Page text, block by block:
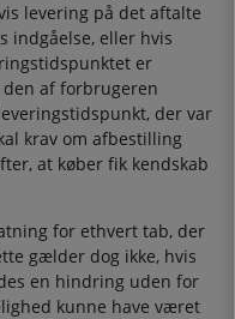
levering på det aftalte
indgåelse, eller hvis
er
af forbrugeren
der var
krav om afbestilling
at køber fik kendskab
for ethvert tab, der
gælder dog ikke, hvis
en hindring uden for
kunne have været